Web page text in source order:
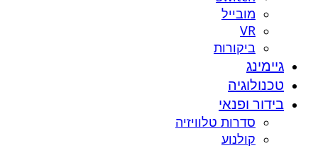
מובייל
VR
ביקורות
גיימינג
טכנולוגיה
בידור ופנאי
סדרות טלוויזיה
קולנוע